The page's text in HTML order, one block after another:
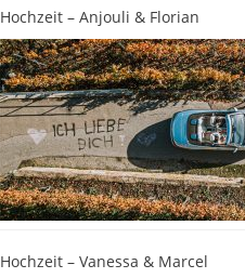
Hochzeit – Anjouli & Florian
Hochzeit – Vanessa & Marcel